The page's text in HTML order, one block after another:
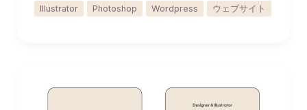
Illustrator Photoshop Wordpress ウェブサイト